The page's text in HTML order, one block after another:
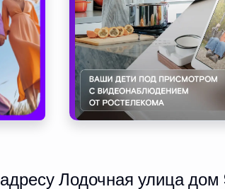
Лодочная улица дом